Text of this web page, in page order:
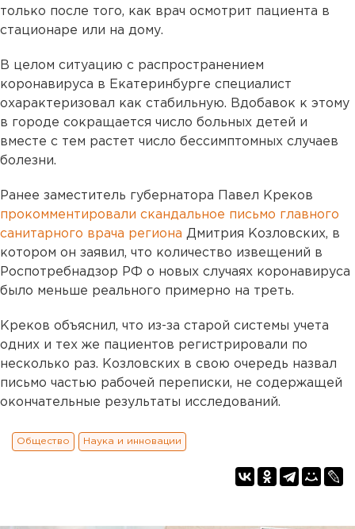
только после того, как врач осмотрит пациента в
стационаре или на дому.
В целом ситуацию с распространением
коронавируса в Екатеринбурге специалист
охарактеризовал как стабильную. Вдобавок к этому
в городе сокращается число больных детей и
вместе с тем растет число бессимптомных случаев
болезни.
Ранее заместитель губернатора Павел Креков
прокомментировали скандальное письмо главного
санитарного врача региона Дмитрия Козловских, в
котором он заявил, что количество извещений в
Роспотребнадзор РФ о новых случаях коронавируса
было меньше реального примерно на треть.
Креков объяснил, что из-за старой системы учета
одних и тех же пациентов регистрировали по
несколько раз. Козловских в свою очередь назвал
письмо частью рабочей переписки, не содержащей
окончательные результаты исследований.
Общество Наука и инновации